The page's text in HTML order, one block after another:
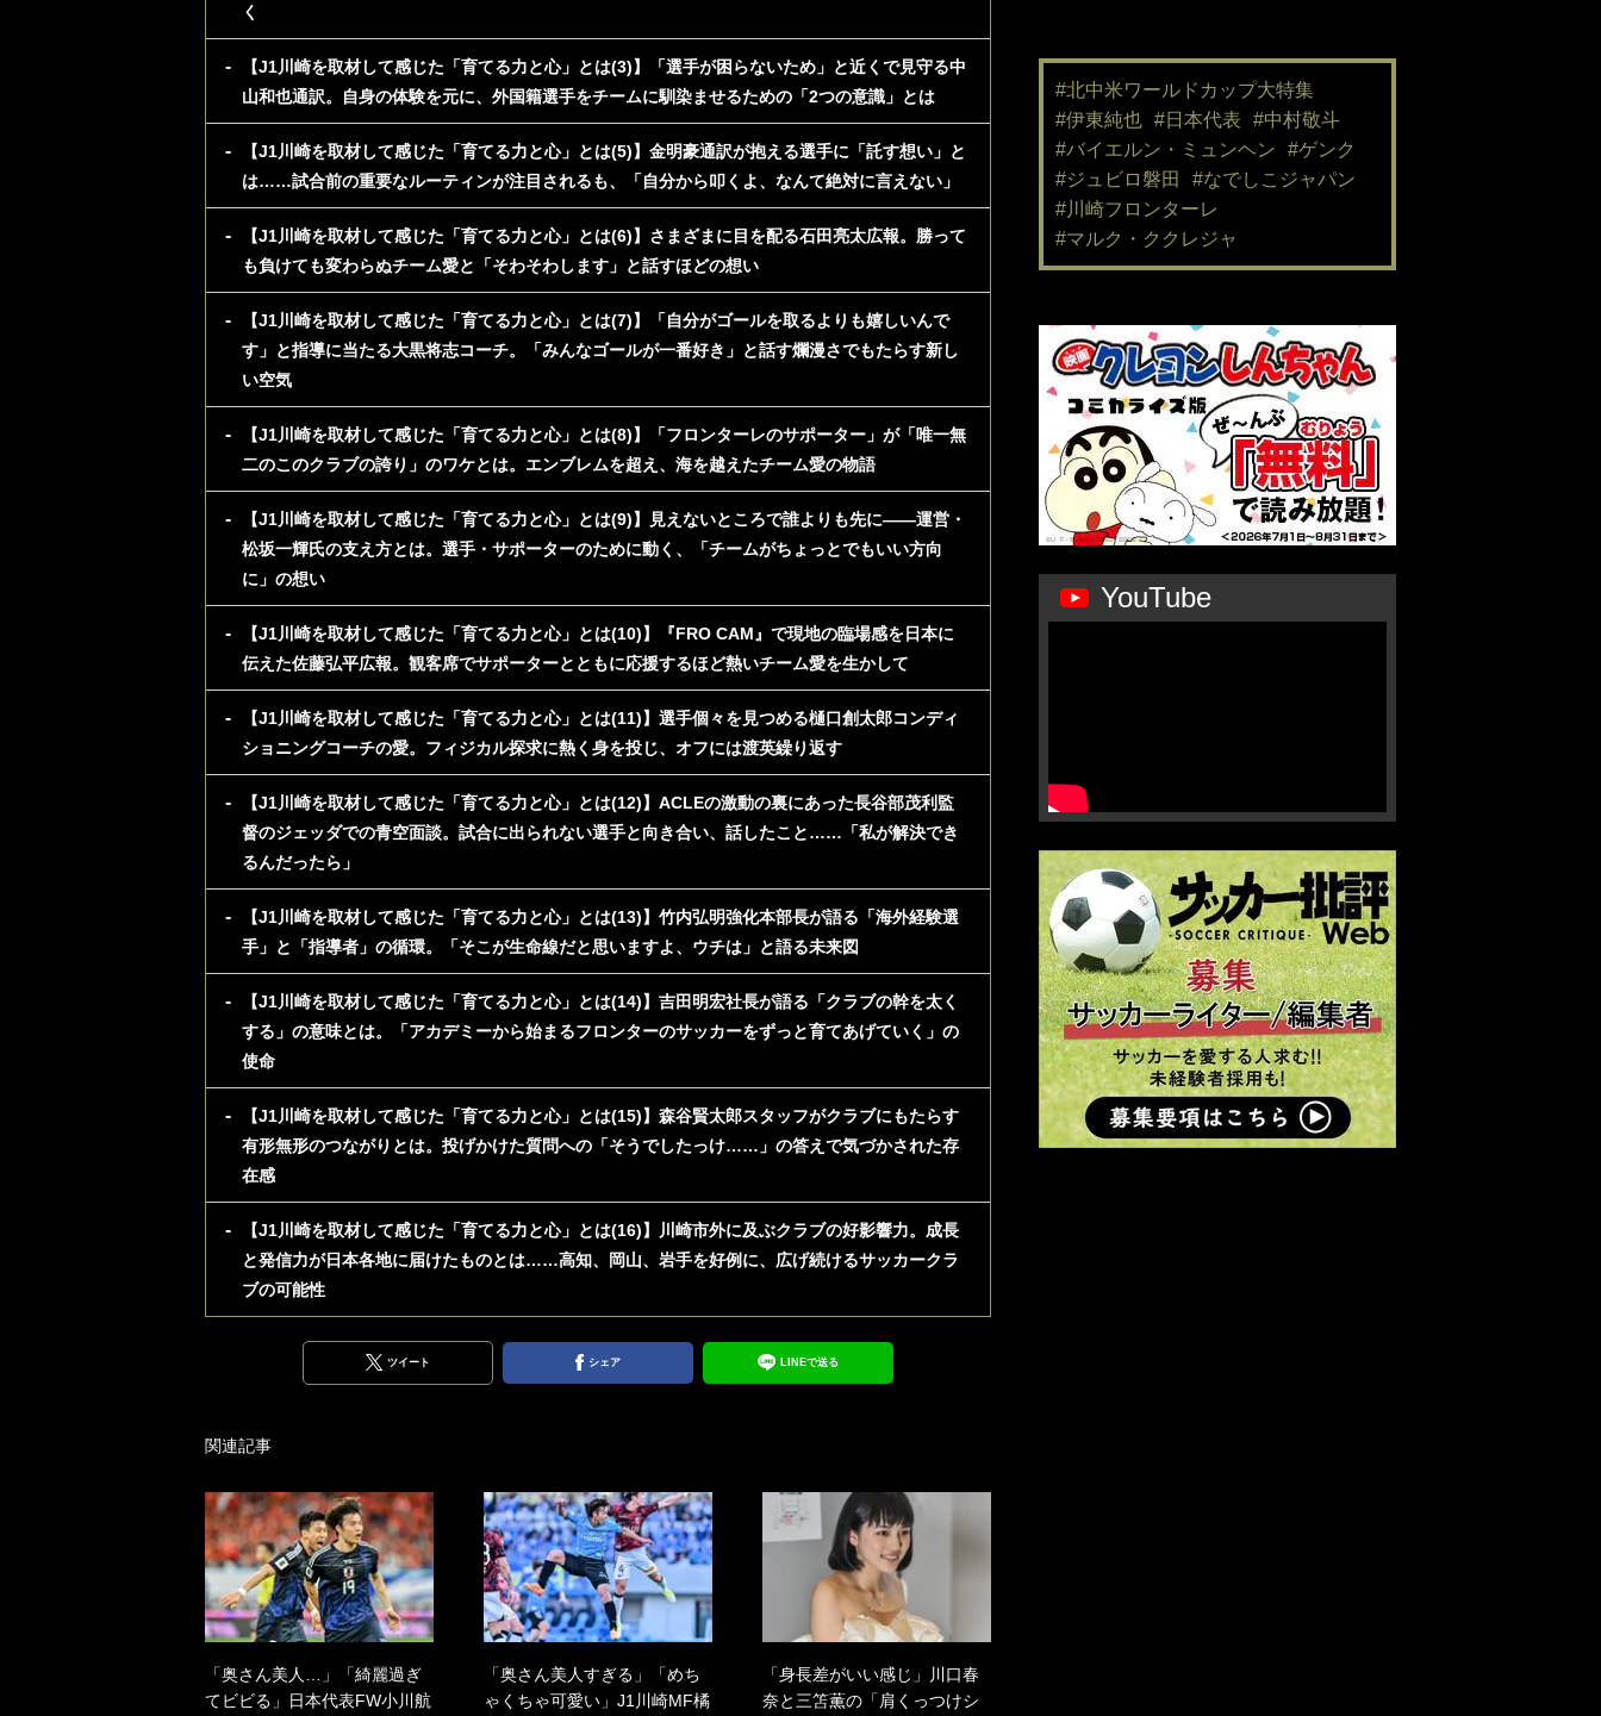
く
【J1川崎を取材して感じた「育てる力と心」とは(3)】「選手が困らないため」と近くで見守る中
山和也通訳。自身の体験を元に、外国籍選手をチームに馴染ませるための「2つの意識」とは
【J1川崎を取材して感じた「育てる力と心」とは(5)】金明豪通訳が抱える選手に「託す想い」と
は……試合前の重要なルーティンが注目されるも、「自分から叩くよ、なんて絶対に言えない」
【J1川崎を取材して感じた「育てる力と心」とは(6)】さまざまに目を配る石田亮太広報。勝って
も負けても変わらぬチーム愛と「そわそわします」と話すほどの想い
【J1川崎を取材して感じた「育てる力と心」とは(7)】「自分がゴールを取るよりも嬉しいんで
す」と指導に当たる大黒将志コーチ。「みんなゴールが一番好き」と話す爛漫さでもたらす新し
い空気
【J1川崎を取材して感じた「育てる力と心」とは(8)】「フロンターレのサポーター」が「唯一無
二のこのクラブの誇り」のワケとは。エンブレムを超え、海を越えたチーム愛の物語
【J1川崎を取材して感じた「育てる力と心」とは(9)】見えないところで誰よりも先に――運営・
松坂一輝氏の支え方とは。選手・サポーターのために動く、「チームがちょっとでもいい方向
に」の想い
【J1川崎を取材して感じた「育てる力と心」とは(10)】『FRO CAM』で現地の臨場感を日本に
伝えた佐藤弘平広報。観客席でサポーターとともに応援するほど熱いチーム愛を生かして
【J1川崎を取材して感じた「育てる力と心」とは(11)】選手個々を見つめる樋口創太郎コンディ
ショニングコーチの愛。フィジカル探求に熱く身を投じ、オフには渡英繰り返す
【J1川崎を取材して感じた「育てる力と心」とは(12)】ACLEの激動の裏にあった長谷部茂利監
督のジェッダでの青空面談。試合に出られない選手と向き合い、話したこと……「私が解決でき
るんだったら」
【J1川崎を取材して感じた「育てる力と心」とは(13)】竹内弘明強化本部長が語る「海外経験選
手」と「指導者」の循環。「そこが生命線だと思いますよ、ウチは」と語る未来図
【J1川崎を取材して感じた「育てる力と心」とは(14)】吉田明宏社長が語る「クラブの幹を太く
する」の意味とは。「アカデミーから始まるフロンターのサッカーをずっと育てあげていく」の
使命
【J1川崎を取材して感じた「育てる力と心」とは(15)】森谷賢太郎スタッフがクラブにもたらす
有形無形のつながりとは。投げかけた質問への「そうでしたっけ……」の答えで気づかされた存
在感
【J1川崎を取材して感じた「育てる力と心」とは(16)】川崎市外に及ぶクラブの好影響力。成長
と発信力が日本各地に届けたものとは……高知、岡山、岩手を好例に、広げ続けるサッカークラ
ブの可能性
ツイート シェア LINEで送る
関連記事
「奥さん美人…」「綺麗過ぎ
てビビる」日本代表FW小川航
「奥さん美人すぎる」「めち
ゃくちゃ可愛い」J1川崎MF橘
「身長差がいい感じ」川口春
奈と三笘薫の「肩くっつけシ
#北中米ワールドカップ大特集
#伊東純也 #日本代表
#中村敬斗
#バイエルン・ミュンヘン
#ゲンク
#ジュビロ磐田
#なでしこジャパン
#川崎フロンターレ
#マルク・ククレジャ
YouTube